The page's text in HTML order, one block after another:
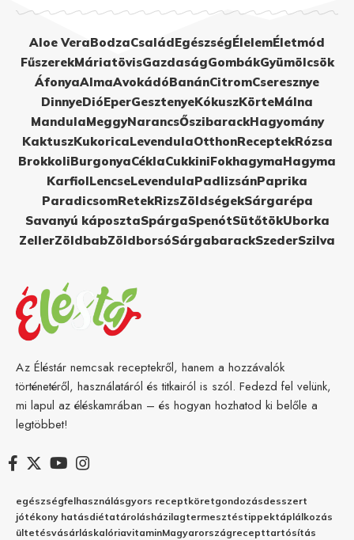
Aloe VeraBodzaCsaládEgészségÉlelemÉletmód
FűszerekMáriatövisGazdaságGombákGyümölcsök
ÁfonyaAlmaAvokádóBanánCitromCseresznye
DinnyeDióEperGesztenyeKókuszKörteMálna
MandulaMeggyNarancsŐszibarackHagyomány
KaktuszKukoricaLevendulaOtthonReceptekRózsa
BrokkoliBurgonyaCéklaCukkiniFokhagymaHagyma
KarfiolLencseLevendulaPadlizsánPaprika
ParadicsomRetekRizsZöldségekSárgarépa
Savanyú káposztaSpárgaSpenótSütőtökUborka
ZellerZöldbabZöldborsóSárgabarackSzederSzilva
Az Éléstár nemcsak receptekről, hanem a hozzávalók
történetéről, használatáról és titkairól is szól. Fedezd fel velünk,
mi lapul az éléskamrában – és hogyan hozhatod ki belőle a
legtöbbet!
egészségfelhasználásgyors receptköretgondozásdesszert
jótékony hatásdiétatárolásházilagtermesztéstippektáplálkozás
ültetésvásárláskalóriavitaminMagyarországrecepttartósítás